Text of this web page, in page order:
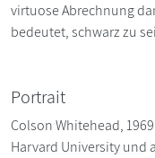
virtuose Abrechnung
bedeutet, schwarz zu
Portrait
Colson Whitehead,
Harvard University und